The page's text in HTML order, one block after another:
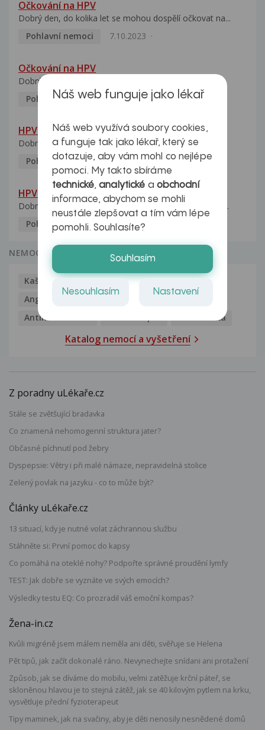
Očkování na HPV
Dobrý den, do kolika let se mohou dospělí očkovat na...
Pohlavní nemoci
7.10.2023
Očkování na HPV
Dobrý den, mým dětem je 18 a 20 let. Chci je nechat...
Pohlavní nemoci
5.10.2023
HPV pozitivní manželka
Dobrý den, manželka po xx letech přivezla z Východu...
Pohlavní nemoci
5.10.2023
HPV typ 52 u partnerky
Dobrý deň prajem. Prosím Vás ako sa dá vyliečiť vírus...
Pohlavní nemoci
5.10.2023
NEMOCI
Kašel Alergie Alkoholismus
Analgetika
Angína
Antihistaminika
Antivirotika
Katalog nemocí a vyšetření
Z poradny uLékaře.cz
Stále se zvětšující bradavka
Co znamená nehomogenní struktura jater?
Občasné píchnutí pod žebry
Dyspepsie: Větry i při malé námaze, nepravidelná stolice
Zelený povlak na jazyku - co to může být?
Články uLékaře.cz
13 situací, kdy je nutné volat záchrannou službu
Stáhněte si: První pomoc do kapsy
Co pomáhá na oteklé nohy? Podpořte správné proudění lymfy
TEST: Jak dobře se vyznáte ve svých emocích?
Výsledky testu EQ: Co prozradil váš emoční kompas?
Žena-in.cz
Kvůli migréně jsem málem neměla ani děti, svěřuje se Helena
Pět tipů, jak začít dokonalé ráno. Nevynechejte snídani ani protažení
Způsob, jak se díváme do mobilu, velmi zatěžuje krční páteř, se
skloněnou hlavou je to stejná zátěž, jak se 40 kilovým pytlem na krku,
vysvětluje přední fyzioterapeut
Tipy maminek, jak na svačiny, aby je děti nenosily nesnědené domů
Náš web funguje jako lékař
Náš web využívá soubory cookies,
a funguje tak jako lékař, který se
dotazuje, aby vám mohl co nejlépe
pomoci. My takto sbíráme
technické,analytické a obchodní
informace, abychom se mohli
neustále zlepšovat a tím vám lépe
pomohli. Souhlasíte?
Souhlasím
Nesouhlasím Nastavení